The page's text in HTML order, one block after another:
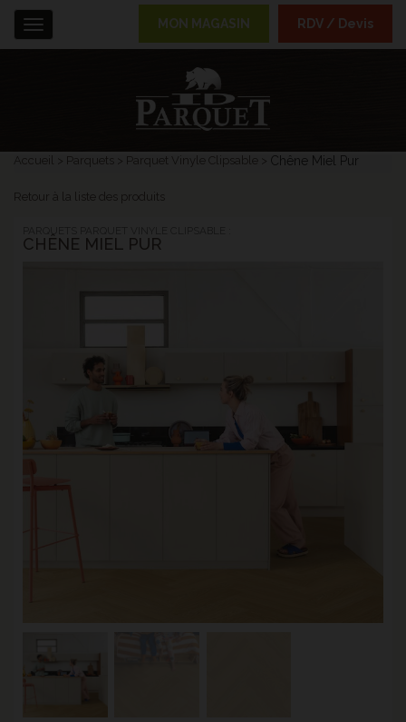
Accueil Parquets Parquet Vinyle Clipsable Chêne Miel Pur
Retour à la liste des produits
CHÊNE MIEL PUR
Menu MON MAGASIN RDV / Devis